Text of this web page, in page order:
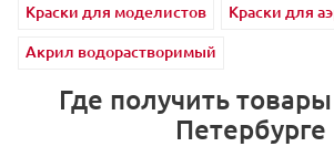
Краски для моделистов
Краски для
Акрил водорастворимый
Где получить
Петербурге